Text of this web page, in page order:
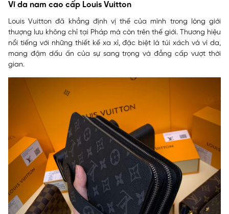
Ví da nam cao cấp Louis Vuitton
Louis Vuitton đã khẳng định vị thế của mình trong lòng giới
thượng lưu không chỉ tại Pháp mà còn trên thế giới. Thương hiệu
nổi tiếng với những thiết kế xa xỉ, đặc biệt là túi xách và ví da,
mang đậm dấu ấn của sự sang trọng và đẳng cấp vượt thời
gian.